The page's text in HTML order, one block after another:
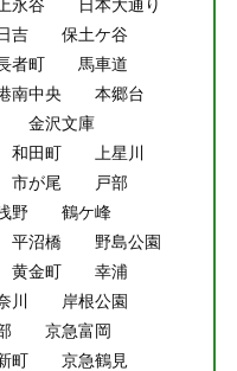
上永谷
日本大通り
吉
保土ケ谷
者町
馬車道
南中央
本郷台
金沢文庫
和田町
上星川
市が尾
戸部
野
鶴ケ峰
平沼橋
野島公園
黄金町
幸浦
川
岸根公園
京急富岡
町
京急鶴見